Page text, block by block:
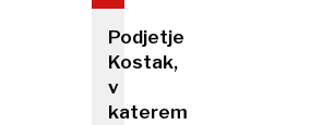
Podjetje
Kostak,
v
katerem